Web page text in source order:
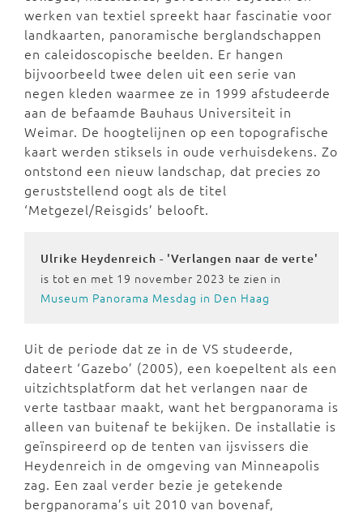
werken van textiel spreekt haar fascinatie voor
landkaarten, panoramische berglandschappen
en caleidoscopische beelden. Er hangen
bijvoorbeeld twee delen uit een serie van
negen kleden waarmee ze in 1999 afstudeerde
aan de befaamde Bauhaus Universiteit in
Weimar. De hoogtelijnen op een topografische
kaart werden stiksels in oude verhuisdekens. Zo
ontstond een nieuw landschap, dat precies zo
geruststellend oogt als de titel
‘Metgezel/Reisgids’ belooft.
Ulrike Heydenreich - 'Verlangen naar de verte'
is tot en met 19 november 2023 te zien in
Museum Panorama Mesdag in Den Haag
Uit de periode dat ze in de VS studeerde,
dateert ‘Gazebo’ (2005), een koepeltent als een
uitzichtsplatform dat het verlangen naar de
verte tastbaar maakt, want het bergpanorama is
alleen van buitenaf te bekijken. De installatie is
geïnspireerd op de tenten van ijsvissers die
Heydenreich in de omgeving van Minneapolis
zag. Een zaal verder bezie je getekende
bergpanorama’s uit 2010 van bovenaf,